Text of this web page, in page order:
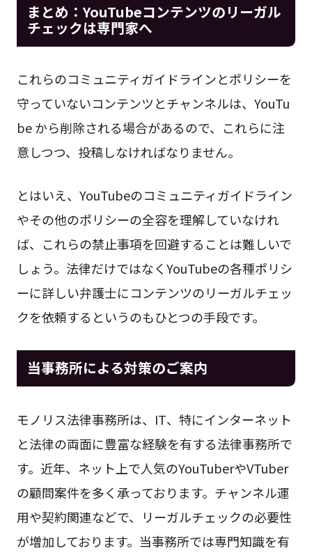
まとめ：YouTubeコンテンツのリーガル
チェックは専門家へ
これらのコミュニティガイドラインとポリシーを
守っていないコンテンツとチャンネルは、YouTu
be から削除される場合があるので、これらに注
意しつつ、投稿しなければなりません。
とはいえ、YouTubeのコミュニティガイドライン
やその他のポリシーの全容を理解していなけれ
ば、これらの禁止事項を回避することは難しいで
しょう。法律だけではなくYouTubeの各種ポリシ
ーに詳しい弁護士にコンテンツのリーガルチェッ
クを依頼するというのもひとつの手段です。
当事務所による対策のご案内
モノリス法律事務所は、IT、特にインターネット
と法律の両面に豊富な経験を有する法律事務所で
す。近年、ネット上で人気のYouTuberやVTuber
の顧問案件を多く承っております。チャンネル運
用や契約関連などで、リーガルチェックの必要性
が増加しております。当事務所では専門知識を有